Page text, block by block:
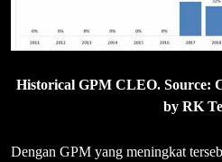
Historical GPM CLEO. Source:
by RK
Dengan GPM yang meningkat